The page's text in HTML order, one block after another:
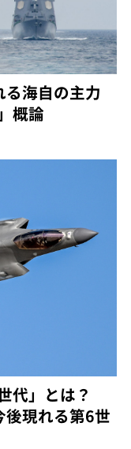
る海自の主力
概論
代」とは？
現れる第6世